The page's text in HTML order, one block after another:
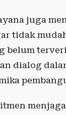
juga
tidak
belum
dialog